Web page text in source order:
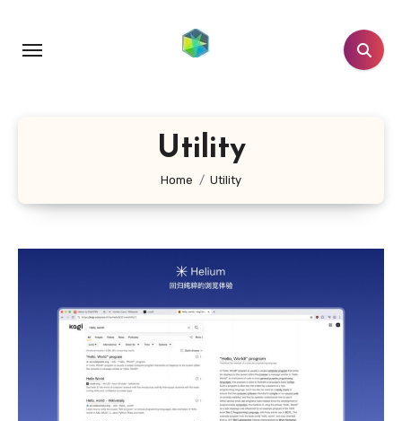
Utility
Home Utility